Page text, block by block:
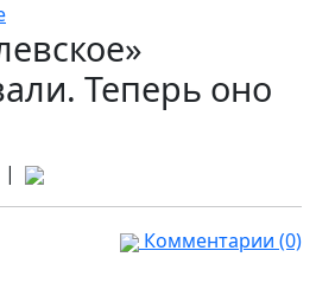
Теперь оно
|
Комментарии (0)